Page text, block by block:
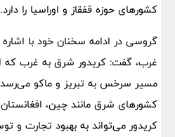
کشورهای حوزه قفقاز و اوراسیا را دارد.
گروسی در ادامه سخنان خود با
غرب، گفت: کریدور شرق به غرب که
مسیر سرخس به تبریز و ماکو
کشورهای شرق مانند چین،
کریدور می‌تواند به بهبود تجارت و